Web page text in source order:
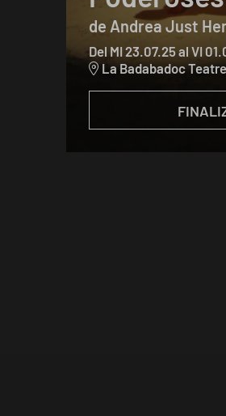
de Andrea Just
Del MI 23.07.25al VI
La Badabadoc Teatre